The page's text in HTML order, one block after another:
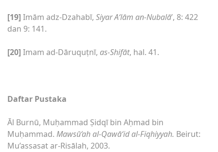
[19] Imām adz-Dzahabī, Siyar A‘lām an-Nubalā’, 8: 422
dan 9: 141.
[20] Imam ad-Dāruquṭnī, as-Shifāt, hal. 41.
Daftar Pustaka
Āl Burnū, Muḥammad Ṣidqī bin Aḥmad bin
Muḥammad. Mawsū‘ah al-Qawā‘id al-Fiqhiyyah. Beirut:
Mu’assasat ar-Risālah, 2003.